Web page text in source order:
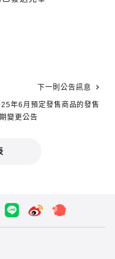
下一則公告訊息
年6月預定發售商品的發售
變更公告